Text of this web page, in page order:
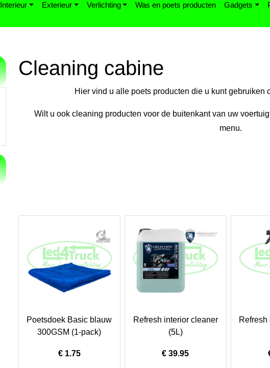
Interieur Exterieur Verlichting Was en poets producten Gadgets
Cleaning cabine
Hier vind u alle poets producten die u kunt gebruiken
Wilt u ook cleaning producten voor de buitenkant van uw
menu.
Poetsdoek Basic blauw
300GSM (1-pack)
€ 1.75
Refresh interior cleaner
(5L)
€39.95